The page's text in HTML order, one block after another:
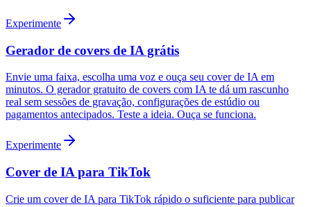
Experimente
Gerador de covers de IA grátis
Envie uma faixa, escolha uma voz e ouça seu cover de IA em
minutos. O gerador gratuito de covers com IA te dá um rascunho
real sem sessões de gravação, configurações de estúdio ou
pagamentos antecipados. Teste a ideia. Ouça se funciona.
Experimente
Cover de IA para TikTok
Crie um cover de IA para TikTok rápido o suficiente para publicar